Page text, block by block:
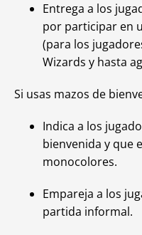
Entrega a los
por participar en
(para los
Wizards y hasta
Si usas mazos de
Indica a los
bienvenida y que
monocolores.
Empareja a los
partida informal.